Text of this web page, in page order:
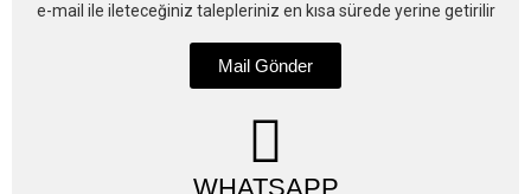
e-mail ile ileteceğiniz talepleriniz en kısa sürede yerine getirilir
Mail Gönder
WHATSAPP